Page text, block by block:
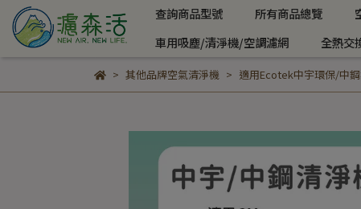
查詢商品型號 所有商品總覽
車用吸塵/清淨機/空調濾網
全熱交
其他品牌空氣清淨機 適用Ecotek中宇環保/中鋼